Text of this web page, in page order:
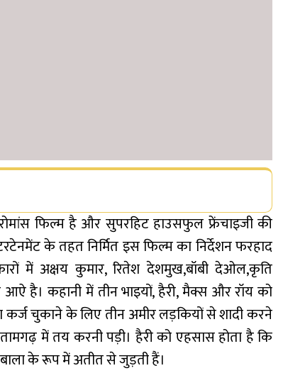
फिल्म है और सुपरहिट हाउसफुल फ्रेंचाइजी की
के तहत निर्मित इस फिल्म का निर्देशन फरहाद
में अक्षय कुमार, रितेश देशमुख,बॉबी देओल,कृति
है। कहानी में तीन भाइयों, हैरी, मैक्स और रॉय को
कर्ज चुकाने के लिए तीन अमीर लड़कियों से शादी करने
में तय करनी पड़ी। हैरी को एहसास होता है कि
के रूप में अतीत से जुड़ती हैं।